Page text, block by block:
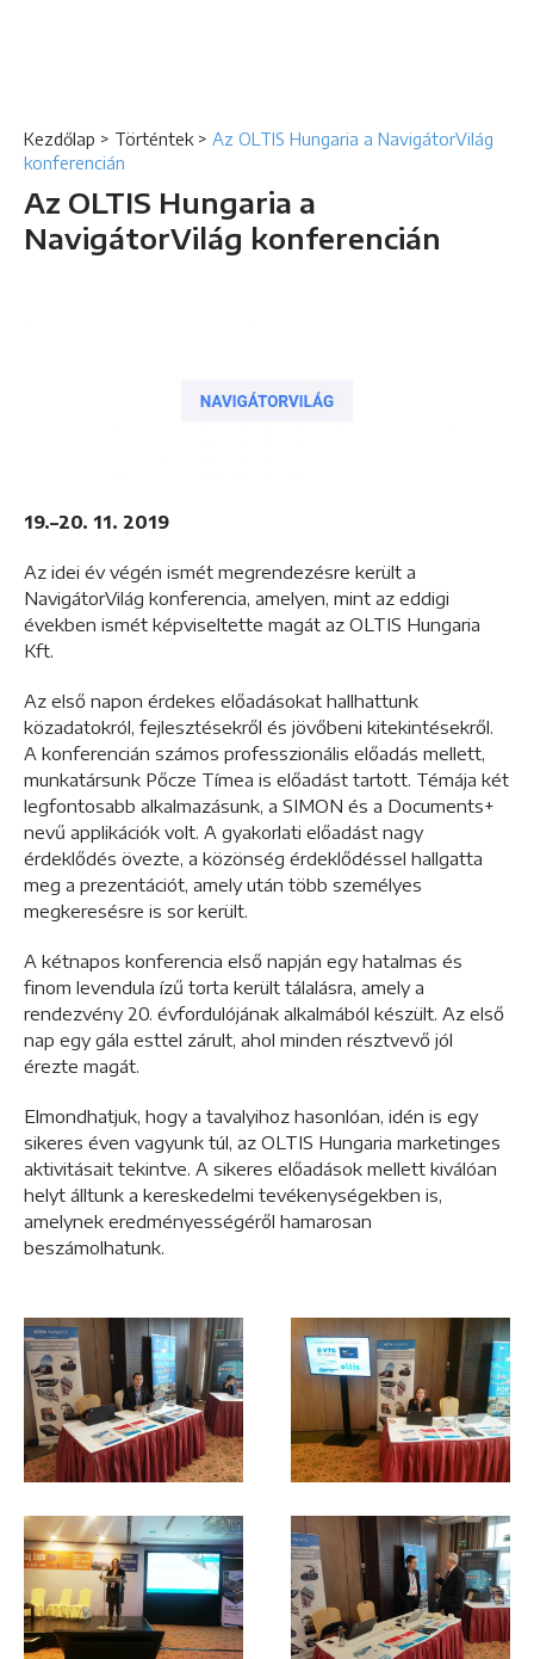
Kezdőlap > Történtek > Az OLTIS Hungaria a NavigátorVilág
konferencián
Az OLTIS Hungaria a
NavigátorVilág konferencián
19.–20. 11. 2019
Az idei év végén ismét megrendezésre került a
NavigátorVilág konferencia, amelyen, mint az eddigi
években ismét képviseltette magát az OLTIS Hungaria
Kft.
Az első napon érdekes előadásokat hallhattunk
közadatokról, fejlesztésekről és jövőbeni kitekintésekről.
A konferencián számos professzionális előadás mellett,
munkatársunk Pőcze Tímea is előadást tartott. Témája két
legfontosabb alkalmazásunk, a SIMON és a Documents+
nevű applikációk volt. A gyakorlati előadást nagy
érdeklődés övezte, a közönség érdeklődéssel hallgatta
meg a prezentációt, amely után több személyes
megkeresésre is sor került.
A kétnapos konferencia első napján egy hatalmas és
finom levendula ízű torta került tálalásra, amely a
rendezvény 20. évfordulójának alkalmából készült. Az első
nap egy gála esttel zárult, ahol minden résztvevő jól
érezte magát.
Elmondhatjuk, hogy a tavalyihoz hasonlóan, idén is egy
sikeres éven vagyunk túl, az OLTIS Hungaria marketinges
aktivitásait tekintve. A sikeres előadások mellett kiválóan
helyt álltunk a kereskedelmi tevékenységekben is,
amelynek eredményességéről hamarosan
beszámolhatunk.